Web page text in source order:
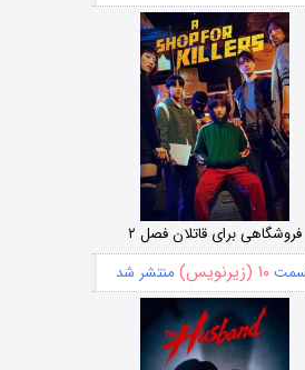
فروشگاهی برای قاتلان فصل ۲
۱۰ (زیرنویس) منتشر شد